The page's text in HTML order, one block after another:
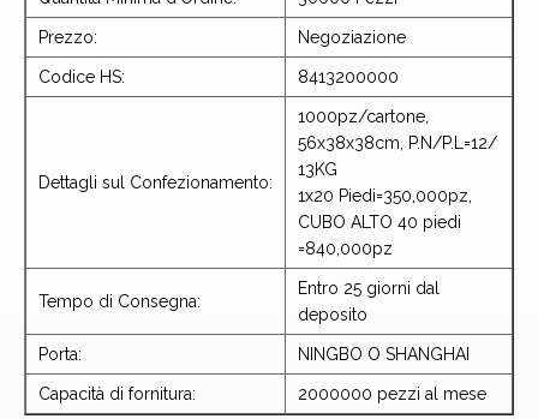
Prezzo: Negoziazione
Codice HS: 8413200000
Dettagli sul Confezionamento:
1000pz/cartone,
56x38x38cm, P.N/P.L=12/
13KG
1x20 Piedi=350,000pz,
CUBO ALTO 40 piedi
=840,000pz
Tempo di Consegna:
Entro 25 giorni dal
deposito
Porta: NINGBO O SHANGHAI
Capacità di fornitura: 2000000 pezzi al mese